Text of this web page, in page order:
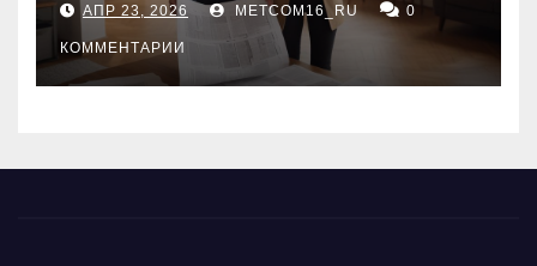
проверка документов
АПР 23, 2026 METCOM16_RU 0
КОММЕНТАРИИ